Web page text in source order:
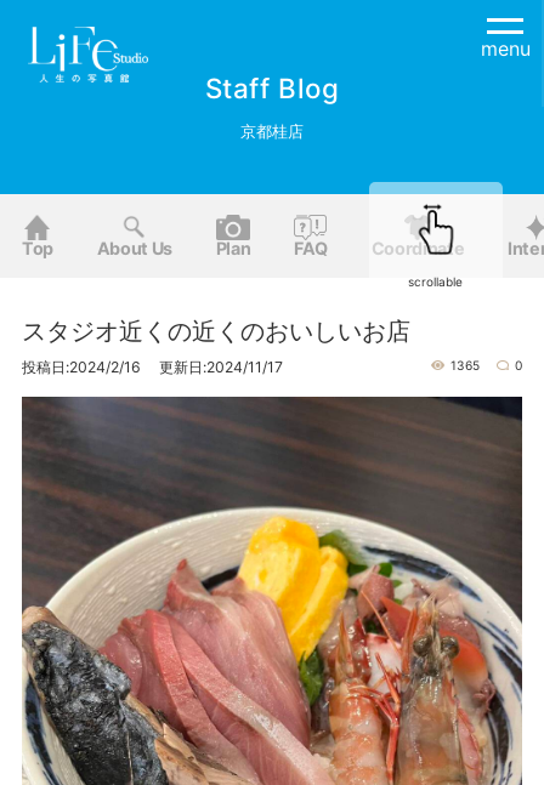
menu
Staff Blog
京都桂店
Top About Us Plan FAQ Coordinate
scrollable
スタジオ近くの近くのおいしいお店
投稿日:2024/2/16 更新日:2024/11/17 1365 0